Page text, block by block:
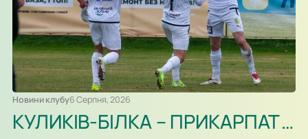
Новини клубу6 Серпня, 2026
КУЛИКІВ-БІЛКА – ПРИКАРПАТТЯ-БЛАГО. ПРЕВ’Ю